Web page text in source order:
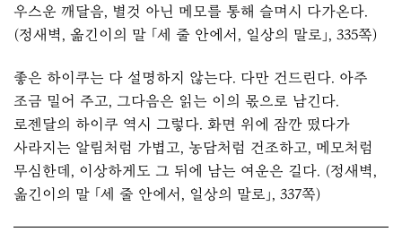
우스운 깨달음, 별것 아닌 메모를 통해 슬며시 다가온다.
(정새벽, 옮긴이의 말 「세 줄 안에서, 일상의 말로」, 335쪽)
좋은 하이쿠는 다 설명하지 않는다. 다만 건드린다. 아주
조금 밀어 주고, 그다음은 읽는 이의 몫으로 남긴다.
로젠달의 하이쿠 역시 그렇다. 화면 위에 잠깐 떴다가
사라지는 알림처럼 가볍고, 농담처럼 건조하고, 메모처럼
무심한데, 이상하게도 그 뒤에 남는 여운은 길다. (정새벽,
옮긴이의 말 「세 줄 안에서, 일상의 말로」, 337쪽)